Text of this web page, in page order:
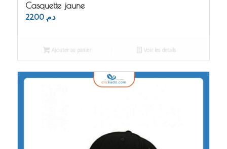
Casquette jaune
د.م. 22.00
Ajouter au panier Voir les détails